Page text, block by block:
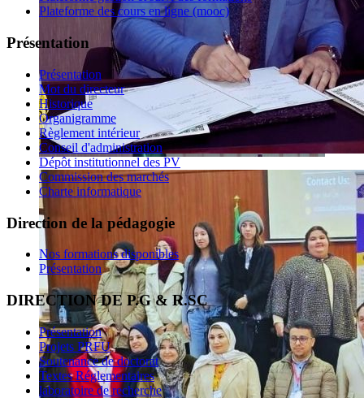
Plateforme des cours en ligne (mooc)
Présentation
Présentation
Mot du directeur
Historique
Organigramme
Règlement intérieur
Conseil d'administration
Dépôt institutionnel des PV
Commission des marchés
Charte informatique
Direction de la pédagogie
Nos formations disponibles
Présentation
DIRECTION DE P.G & R.SC
Présentation
Projets PRFU
Soutenance de doctorat
Textes Réglementaires
laboratoire de recherche